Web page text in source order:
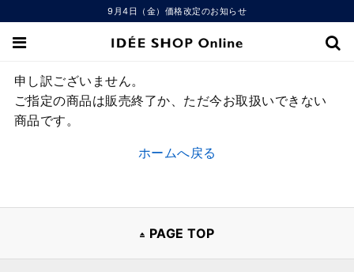
9月4日（金）価格改定のお知らせ
申し訳ございません。
ご指定の商品は販売終了か、ただ今お取扱いできない
商品です。
ホームへ戻る
PAGE TOP